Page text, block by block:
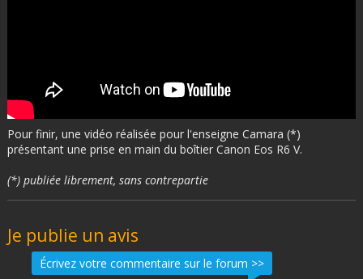
Pour finir, une vidéo réalisée pour l'enseigne Camara (*)
présentant une prise en main du boîtier Canon Eos R6 V.
(*) publiée librement, sans contrepartie
Je publie un avis
Écrivez votre commentaire sur le forum >>